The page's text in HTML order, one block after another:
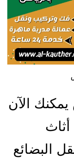
الآن
البضائع